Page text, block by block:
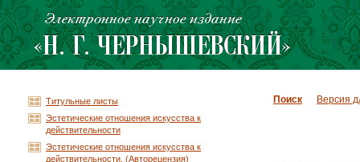
Титульные листы
Эстетические отношения искусства к
действительности
Эстетические отношения искусства к
действительности. (Авторецензия)
Поиск Версия